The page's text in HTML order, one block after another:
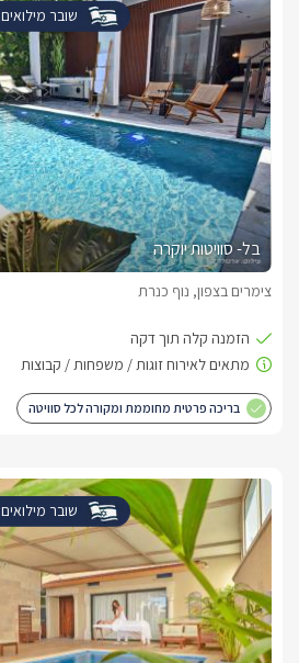
שובר מילואים
בל- סוויטות יוקרה
צימרים בצפון, נוף כנרת
בריכה פרטית מחוממת ומקורה לכל סוויטה
שובר מילואים